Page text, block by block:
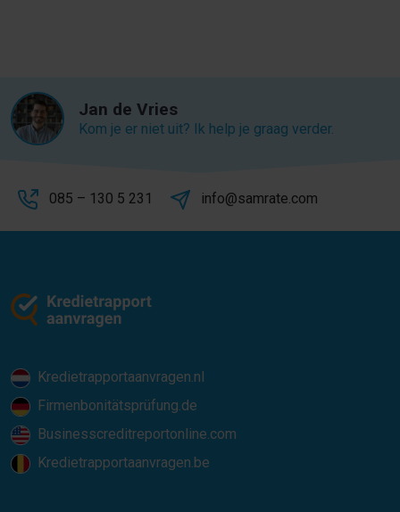
Jan de Vries
Kom je er niet uit? Ik help je graag verder.
085 – 130 5 231 info@samrate.com
Kredietrapportaanvragen.nl
Firmenbonitätsprüfung.de
Businesscreditreportonline.com
Kredietrapportaanvragen.be